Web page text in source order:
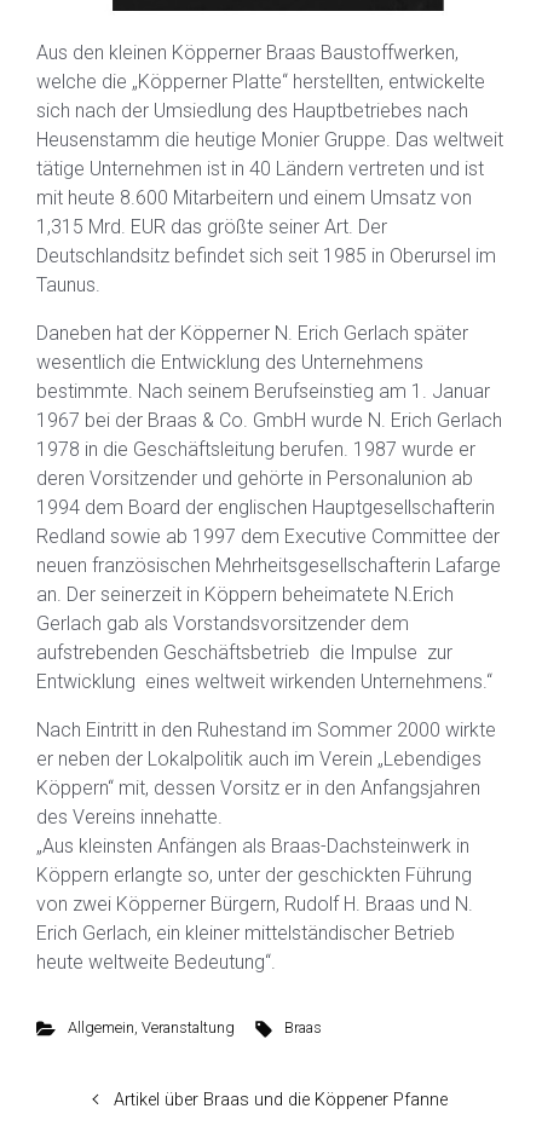
Aus den kleinen Köpperner Braas Baustoffwerken,
welche die „Köpperner Platte“ herstellten, entwickelte
sich nach der Umsiedlung des Hauptbetriebes nach
Heusenstamm die heutige Monier Gruppe. Das weltweit
tätige Unternehmen ist in 40 Ländern vertreten und ist
mit heute 8.600 Mitarbeitern und einem Umsatz von
1,315 Mrd. EUR das größte seiner Art. Der
Deutschlandsitz befindet sich seit 1985 in Oberursel im
Taunus.
Daneben hat der Köpperner N. Erich Gerlach später
wesentlich die Entwicklung des Unternehmens
bestimmte. Nach seinem Berufseinstieg am 1. Januar
1967 bei der Braas & Co. GmbH wurde N. Erich Gerlach
1978 in die Geschäftsleitung berufen. 1987 wurde er
deren Vorsitzender und gehörte in Personalunion ab
1994 dem Board der englischen Hauptgesellschafterin
Redland sowie ab 1997 dem Executive Committee der
neuen französischen Mehrheitsgesellschafterin Lafarge
an. Der seinerzeit in Köppern beheimatete N.Erich
Gerlach gab als Vorstandsvorsitzender dem
aufstrebenden Geschäftsbetrieb die Impulse zur
Entwicklung eines weltweit wirkenden Unternehmens.“
Nach Eintritt in den Ruhestand im Sommer 2000 wirkte
er neben der Lokalpolitik auch im Verein „Lebendiges
Köppern“ mit, dessen Vorsitz er in den Anfangsjahren
des Vereins innehatte.
„Aus kleinsten Anfängen als Braas-Dachsteinwerk in
Köppern erlangte so, unter der geschickten Führung
von zwei Köpperner Bürgern, Rudolf H. Braas und N.
Erich Gerlach, ein kleiner mittelständischer Betrieb
heute weltweite Bedeutung“.
Allgemein, Veranstaltung Braas
Artikel über Braas und die Köppener Pfanne